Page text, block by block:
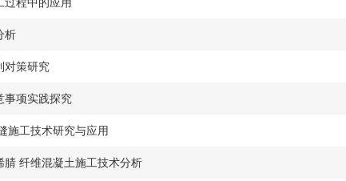
析
对策研究
事项实践探究
施工技术研究与应用
纤维混凝土施工技术分析